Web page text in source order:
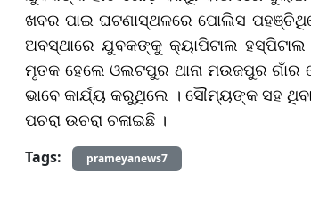
ଖବର ପାଇ ଘଟଣାସ୍ଥଳରେ ପୋଲିସ
ଅବସ୍ଥାରେ ଯୁବକଙ୍କୁ କ୍ୟାପିଟାଲ
ମୃତକ ହେଲେ ଓଲଟପୁର ଥାନା ମଉଜପୁର
ଭାବେ କାର୍ଯ୍ୟ କରୁଥିଲେ । ସୌମ୍ୟଙ୍କ ସହ
ପଚରା ଉଚରା ଚଳାଇଛି ।
Tags: prameyanews7